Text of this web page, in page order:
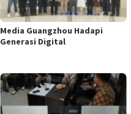
Media Guangzhou Hadapi
Generasi Digital